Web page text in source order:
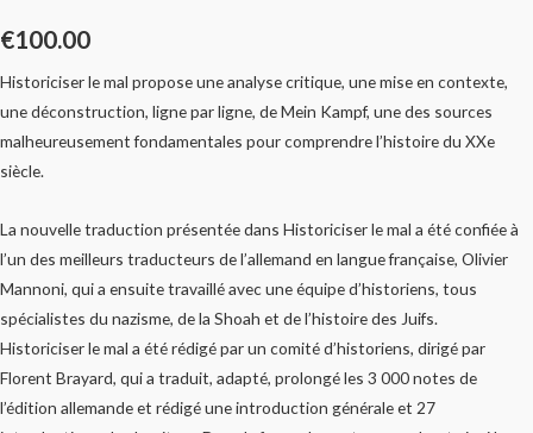
€100.00
Historiciser le mal propose une analyse critique, une mise en contexte,
une déconstruction, ligne par ligne, de Mein Kampf, une des sources
malheureusement fondamentales pour comprendre l’histoire du XXe
siècle.
La nouvelle traduction présentée dans Historiciser le mal a été confiée à
l’un des meilleurs traducteurs de l’allemand en langue française, Olivier
Mannoni, qui a ensuite travaillé avec une équipe d’historiens, tous
spécialistes du nazisme, de la Shoah et de l’histoire des Juifs.
Historiciser le mal a été rédigé par un comité d’historiens, dirigé par
Florent Brayard, qui a traduit, adapté, prolongé les 3 000 notes de
l’édition allemande et rédigé une introduction générale et 27